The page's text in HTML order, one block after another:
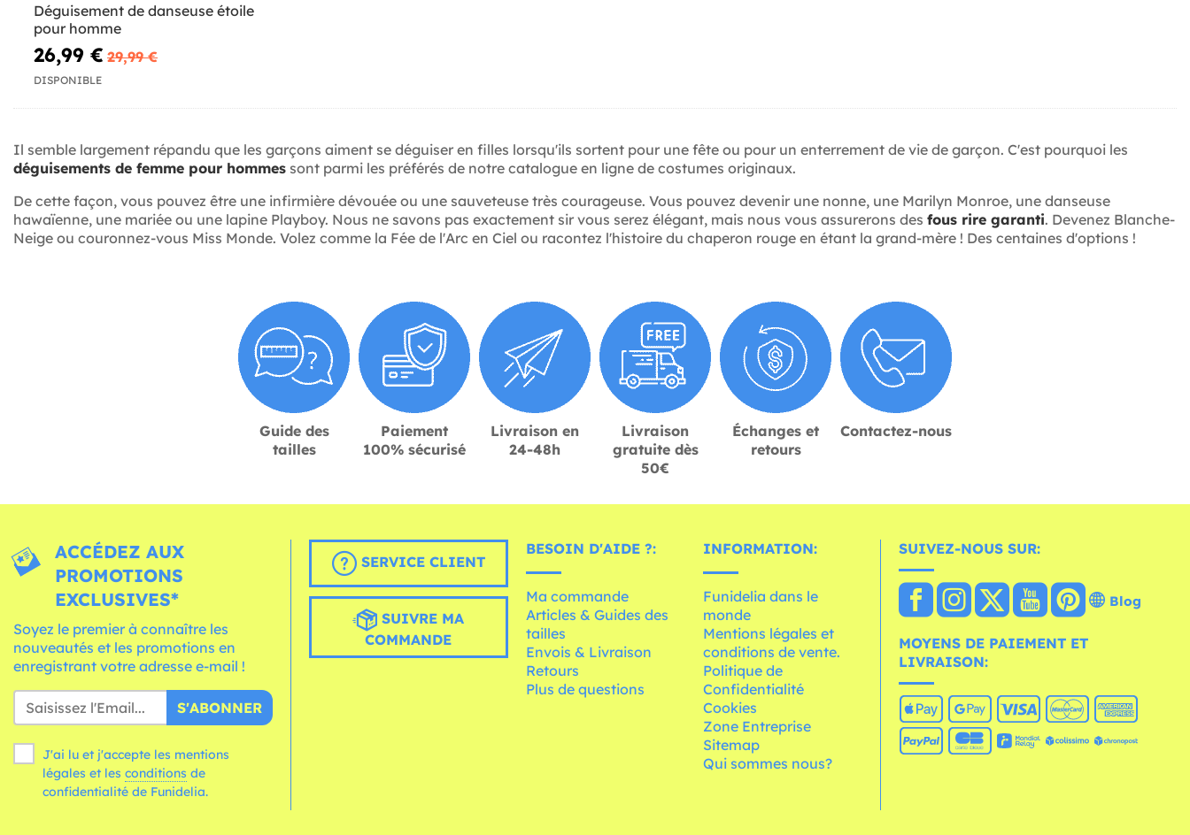
Déguisement de danseuse étoile
pour homme
26,99 € 29,99 €
DISPONIBLE
Il semble largement répandu que les garçons aiment se déguiser en filles lorsqu'ils sortent pour une fête ou pour un enterrement de vie de garçon. C'est pourquoi les
déguisements de femme pour hommes sont parmi les préférés de notre catalogue en ligne de costumes originaux.
De cette façon, vous pouvez être une infirmière dévouée ou une sauveteuse très courageuse. Vous pouvez devenir une nonne, une Marilyn Monroe, une danseuse
hawaïenne, une mariée ou une lapine Playboy. Nous ne savons pas exactement sir vous serez élégant, mais nous vous assurerons des fous rire garanti. Devenez Blanche-
Neige ou couronnez-vous Miss Monde. Volez comme la Fée de l'Arc en Ciel ou racontez l'histoire du chaperon rouge en étant la grand-mère ! Des centaines d'options !
Guide des
tailles
Paiement
100% sécurisé
Livraison en
24-48h
Livraison
gratuite dès
50€
Échanges et
retours
Contactez-nous
ACCÉDEZ AUX
PROMOTIONS
EXCLUSIVES*
Soyez le premier à connaître les
nouveautés et les promotions en
enregistrant votre adresse e-mail !
S'ABONNER
J'ai lu et j'accepte les mentions
légales et les conditions
confidentialité de Funidelia.
SERVICE CLIENT
SUIVRE MA
COMMANDE
BESOIN D'AIDE ?:
Ma commande
Articles & Guides des
tailles
Envois & Livraison
Retours
Plus de questions
INFORMATION:
Funidelia dans le
monde
Mentions légales et
conditions de vente.
Politique de
Confidentialité
Cookies
Zone Entreprise
Sitemap
Qui sommes nous?
SUIVEZ-NOUS SUR:
Blog
MOYENS DE PAIEMENT ET
LIVRAISON: